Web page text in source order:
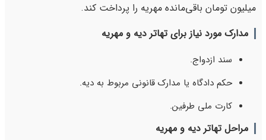
میلیون تومان باقی‌مانده مهریه را پرداخت کند.
مدارک مورد نیاز برای تهاتر دیه و مهریه
سند ازدواج.
حکم دادگاه یا مدارک قانونی مربوط به دیه.
کارت ملی طرفین.
مراحل تهاتر دیه و مهریه